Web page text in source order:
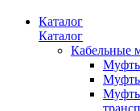
Каталог
Каталог
Кабельные
Муфты